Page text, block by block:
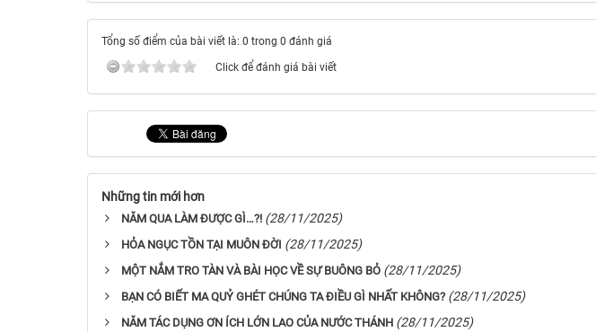
Tổng số điểm của bài viết là: 0 trong 0 đánh giá
Click để đánh giá bài viết
Những tin mới hơn
NĂM QUA LÀM ĐƯỢC GÌ…?! (28/11/2025)
HỎA NGỤC TỒN TẠI MUÔN ĐỜI (28/11/2025)
MỘT NẮM TRO TÀN VÀ BÀI HỌC VỀ SỰ BUÔNG BỎ (28/11/2025)
BẠN CÓ BIẾT MA QUỶ GHÉT CHÚNG TA ĐIỀU GÌ NHẤT KHÔNG? (28/11/2025)
NĂM TÁC DỤNG ƠN ÍCH LỚN LAO CỦA NƯỚC THÁNH (28/11/2025)